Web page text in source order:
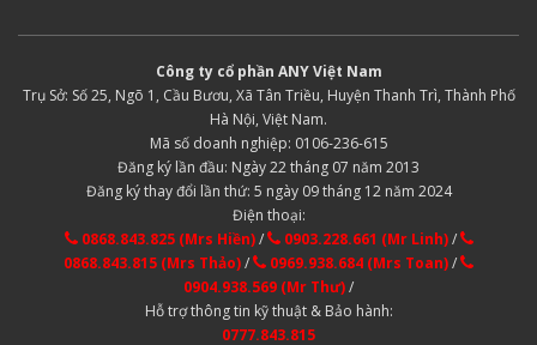
Công ty cổ phần ANY Việt Nam
Trụ Sở: Số 25, Ngõ 1, Cầu Bươu, Xã Tân Triều, Huyện Thanh Trì, Thành Phố
Hà Nội, Việt Nam.
Mã số doanh nghiệp: 0106-236-615
Đăng ký lần đầu: Ngày 22 tháng 07 năm 2013
Đăng ký thay đổi lần thứ: 5 ngày 09 tháng 12 năm 2024
Điện thoại:
0868.843.825 (Mrs Hiền)/ 0903.228.661 (Mr Linh)/
0868.843.815 (Mrs Thảo)/ 0969.938.684 (Mrs Toan)/
0904.938.569 (Mr Thư)/
Hỗ trợ thông tin kỹ thuật & Bảo hành:
0777.843.815